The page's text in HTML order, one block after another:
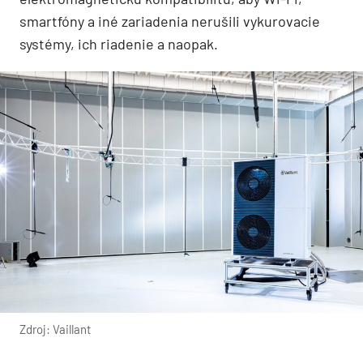
smartfóny a iné zariadenia nerušili vykurovacie
systémy, ich riadenie a naopak.
Zdroj: Vaillant